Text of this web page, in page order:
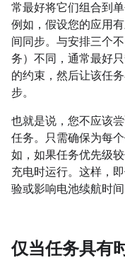
常最好将它们组合到
例如，假设您的应用
间同步。与安排三个
务）不同，通常最好
的约束，然后让该任
步。
也就是说，您不应该
任务。只需确保为每
如，如果任务优先级
充电时运行。这样，
验或影响电池续航时间
仅当任务具有